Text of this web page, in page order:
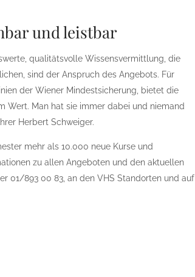
und leistbar
qualitätsvolle Wissensvermittlung, die
sind der Anspruch des Angebots. Für
der Wiener Mindestsicherung, bietet die
Wert. Man hat sie immer dabei und niemand
Herbert Schweiger.
mehr als 10.000 neue Kurse und
zu allen Angeboten und den aktuellen
01/893 00 83, an den VHS Standorten und auf